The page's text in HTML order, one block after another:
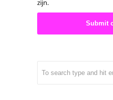
zijn.